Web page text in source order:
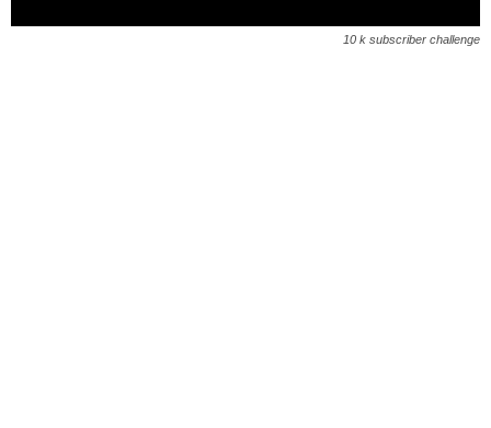
10 k subscriber challenge